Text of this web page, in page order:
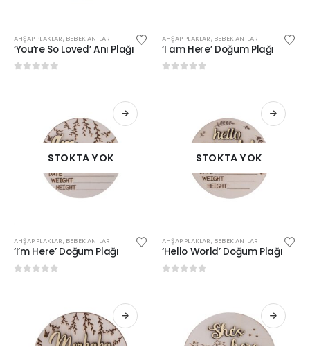
AHŞAP PLAKLAR, BEBEK ANILARI
‘You’re So Loved’ Anı Plağı
AHŞAP PLAKLAR, BEBEK ANILARI
‘I am Here’ Doğum Plağı
STOKTA YOK
AHŞAP PLAKLAR, BEBEK ANILARI
‘I’m Here’ Doğum Plağı
STOKTA YOK
AHŞAP PLAKLAR, BEBEK ANILARI
‘Hello World’ Doğum Plağı